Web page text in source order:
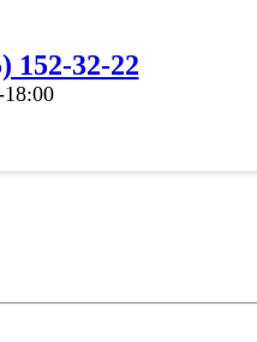
152-32-22